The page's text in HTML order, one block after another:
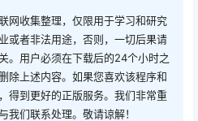
网收集整理，仅限用于学习和研究
或者非法用途，否则，一切后果请
。用户必须在下载后的24个小时之
除上述内容。如果您喜欢该程序和
得到更好的正版服务。我们非常重
我们联系处理。敬请谅解！